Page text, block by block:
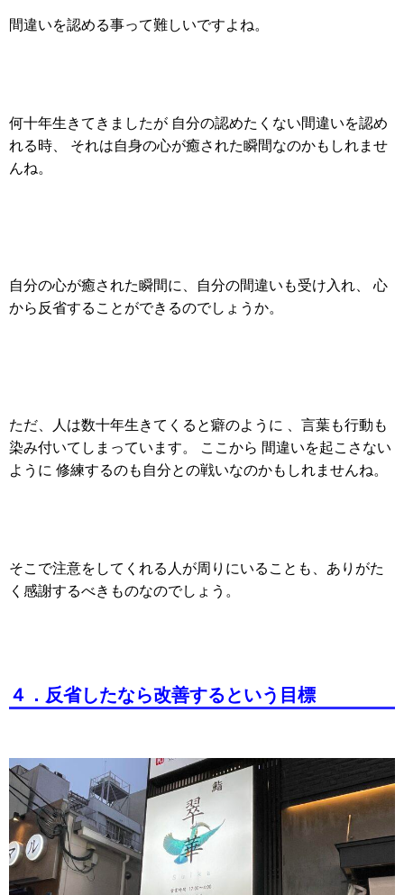
間違いを認める事って難しいですよね。
何十年生きてきましたが 自分の認めたくない間違いを認め
れる時、 それは自身の心が癒された瞬間なのかもしれませ
んね。
自分の心が癒された瞬間に、自分の間違いも受け入れ、 心
から反省することができるのでしょうか。
ただ、人は数十年生きてくると癖のように 、言葉も行動も
染み付いてしまっています。 ここから 間違いを起こさない
ように 修練するのも自分との戦いなのかもしれませんね。
そこで注意をしてくれる人が周りにいることも、ありがた
く感謝するべきものなのでしょう。
４ ．反省したなら改善するという目標